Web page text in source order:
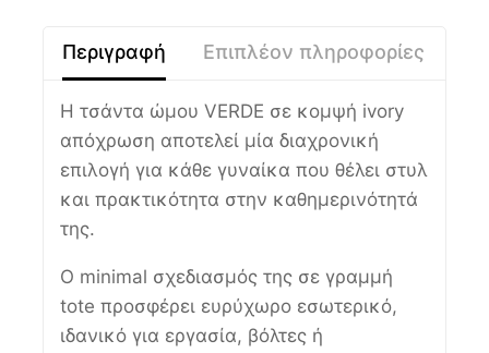
Περιγραφή Επιπλέον πληροφορίες
Η τσάντα ώμου VERDE σε κομψή ivory
απόχρωση αποτελεί μία διαχρονική
επιλογή για κάθε γυναίκα που θέλει στυλ
και πρακτικότητα στην καθημερινότητά
της.
Ο minimal σχεδιασμός της σε γραμμή
tote προσφέρει ευρύχωρο εσωτερικό,
ιδανικό για εργασία, βόλτες ή